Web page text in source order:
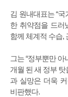
김 원내대표는 “
한 취약점을 드러
함께 체계적 수습,
그는 “정부뿐만 아
개월 된 새 정부
과 실망은 더욱
비판했다.